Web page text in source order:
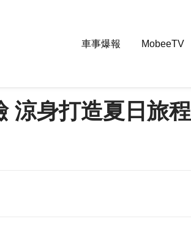
車事爆報 MobeeTV
涼身打造夏日旅程